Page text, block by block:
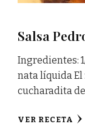
Salsa
Ingredientes:
nata líquida El
cucharadita
VER RECETA